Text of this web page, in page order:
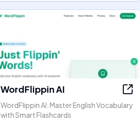
WordFlippin AI
WordFlippin AI: Master English Vocabulary
with Smart Flashcards